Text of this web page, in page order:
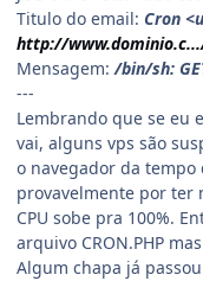
Titulo do email: Cron
http://
Mensagem:/bin/sh:
---
Lembrando que se eu
vai, alguns vps são
o navegador da tempo
provavelmente por ter
CPU sobe pra 100%.
arquivo CRON.PHP
Algum chapa já